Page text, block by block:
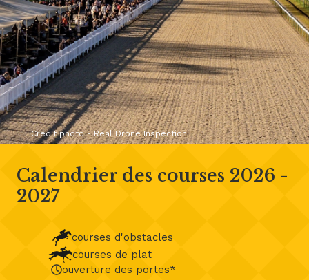
Crédit photo - Real Drone Inspection
Calendrier des courses 2026 -
2027
courses d'obstacles
courses de plat
ouverture des portes*